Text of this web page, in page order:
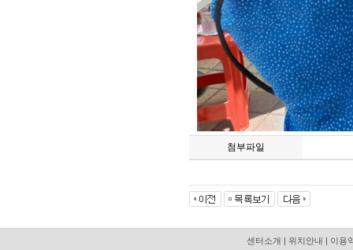
첨부파일
센터소개 | 위치안내 | 이용